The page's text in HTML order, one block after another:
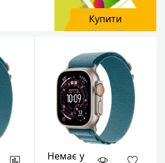
Купити
Немає у